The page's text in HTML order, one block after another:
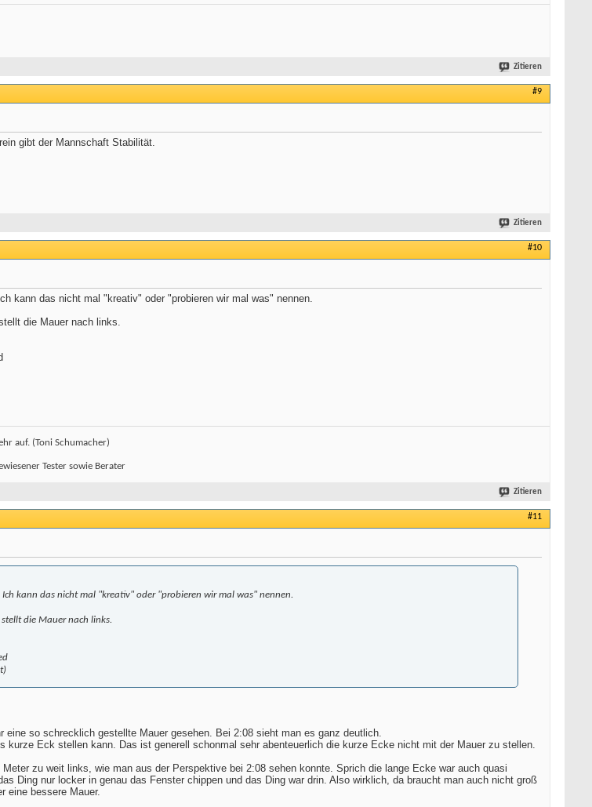
Zitieren
#9
gibt der Mannschaft Stabilität.
Zitieren
#10
kann das nicht mal "kreativ" oder "probieren wir mal was" nennen.
die Mauer nach links.
auf. (Toni Schumacher)
Tester sowie Berater
Zitieren
#11
kann das nicht mal "kreativ" oder "probieren wir mal was" nennen.
die Mauer nach links.
eine so schrecklich gestellte Mauer gesehen. Bei 2:08 sieht man es ganz deutlich.
kurze Eck stellen kann. Das ist generell schonmal sehr abenteuerlich die kurze Ecke nicht mit der Mauer zu stellen.
zu weit links, wie man aus der Perspektive bei 2:08 sehen konnte. Sprich die lange Ecke war auch quasi
Ding nur locker in genau das Fenster chippen und das Ding war drin. Also wirklich, da braucht man auch nicht groß
eine bessere Mauer.